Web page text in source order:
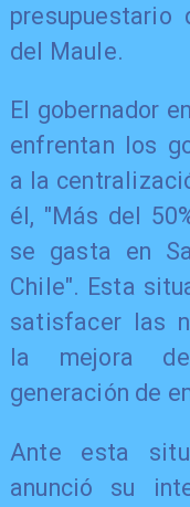
del Maule.
El gobernador
enfrentan los
a la
él, "Más del
se gasta en
Chile". Esta
satisfacer las
la mejora
generación de
Ante esta
anunció su